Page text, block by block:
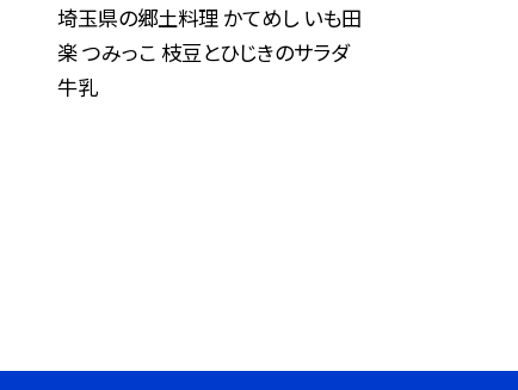
埼玉県の郷土料理 かてめし いも田
楽 つみっこ 枝豆とひじきのサラダ
牛乳